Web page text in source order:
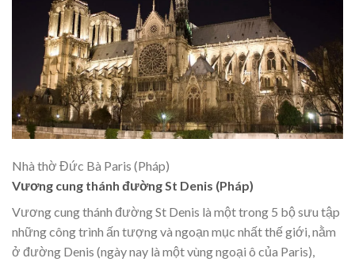
Nhà thờ Đức Bà Paris (Pháp)
Vương cung thánh đường St Denis (Pháp)
Vương cung thánh đường St Denis là một trong 5 bộ sưu tập
những công trình ấn tượng và ngoạn mục nhất thế giới, nằm
ở đường Denis (ngày nay là một vùng ngoại ô của Paris),